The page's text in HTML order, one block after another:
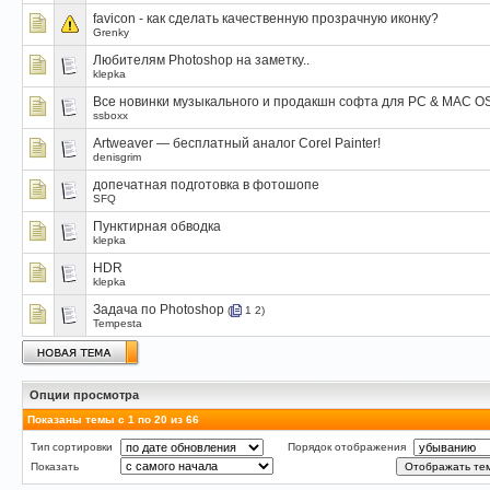
favicon - как сделать качественную прозрачную иконку?
Grenky
Любителям Photoshop на заметку..
klepka
Все новинки музыкального и продакшн софта для PC & MAC
ssboxx
Artweaver — бесплатный аналог Corel Painter!
denisgrim
допечатная подготовка в фотошопе
SFQ
Пунктирная обводка
klepka
HDR
klepka
Задача по Photoshop ( 1 2)
Tempesta
Опции просмотра
Показаны темы с 1 по 20 из 66
Тип сортировки
Порядок отображения
Показать